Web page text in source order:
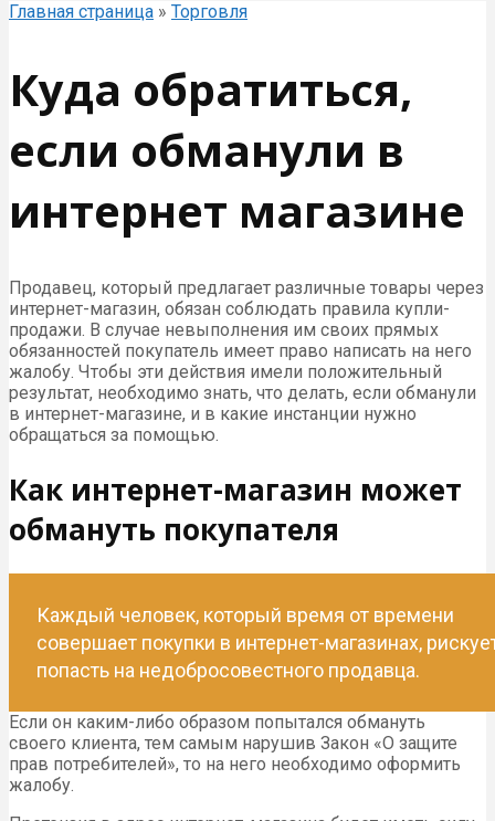
Главная страница » Торговля
Куда обратиться,
если обманули в
интернет магазине
Продавец, который предлагает различные товары через
интернет-магазин, обязан соблюдать правила купли-
продажи. В случае невыполнения им своих прямых
обязанностей покупатель имеет право написать на него
жалобу. Чтобы эти действия имели положительный
результат, необходимо знать, что делать, если обманули
в интернет-магазине, и в какие инстанции нужно
обращаться за помощью.
Как интернет-магазин может
обмануть покупателя
Каждый человек, который время от времени
совершает покупки в интернет-магазинах,
попасть на недобросовестного продавца.
Если он каким-либо образом попытался обмануть
своего клиента, тем самым нарушив Закон «О защите
прав потребителей», то на него необходимо оформить
жалобу.